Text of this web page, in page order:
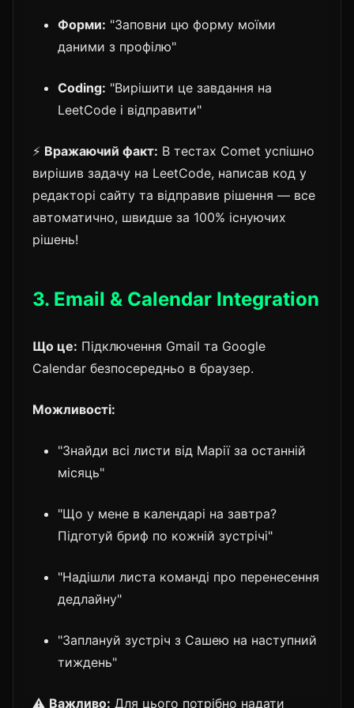
Форми: "Заповни цю форму моїми
даними з профілю"
Coding: "Вирішити це завдання на
LeetCode і відправити"
⚡ Вражаючий факт: В тестах Comet успішно
вирішив задачу на LeetCode, написав код у
редакторі сайту та відправив рішення — все
автоматично, швидше за 100% існуючих
рішень!
3. Email & Calendar Integration
Що це: Підключення Gmail та Google
Calendar безпосередньо в браузер.
Можливості:
"Знайди всі листи від Марії за останній
місяць"
"Що у мене в календарі на завтра?
Підготуй бриф по кожній зустрічі"
"Надішли листа команді про перенесення
дедлайну"
"Заплануй зустріч з Сашею на наступний
тиждень"
⚠️ Важливо: Для цього потрібно надати